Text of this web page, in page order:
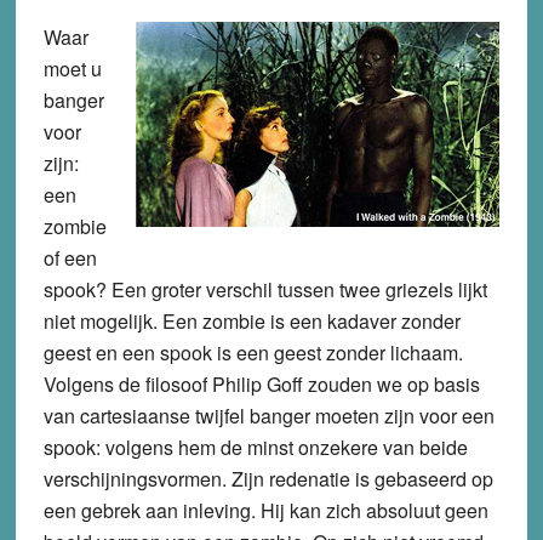
Waar
moet u
banger
voor
zijn:
een
zombie
of een
spook? Een groter verschil tussen twee griezels lijkt
niet mogelijk. Een zombie is een kadaver zonder
geest en een spook is een geest zonder lichaam.
Volgens de filosoof Philip Goff zouden we op basis
van cartesiaanse twijfel banger moeten zijn voor een
spook: volgens hem de minst onzekere van beide
verschijningsvormen. Zijn redenatie is gebaseerd op
een gebrek aan inleving. Hij kan zich absoluut geen